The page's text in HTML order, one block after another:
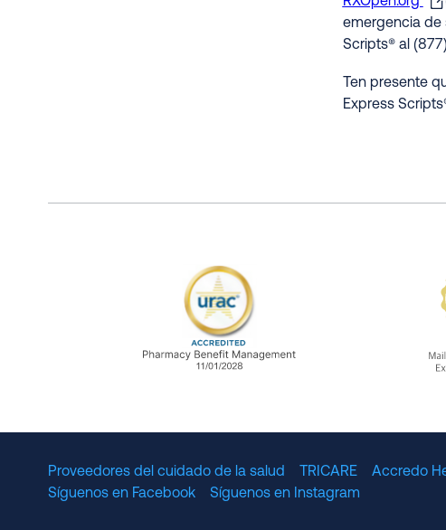
emergencia de
Scripts® al
Ten presente
Express
Proveedores del cuidado de la salud TRICARE Accredo
Síguenos en Facebook
Síguenos en Instagram